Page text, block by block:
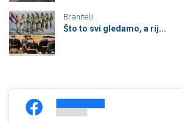
Branitelji
Što to svi gledamo, a rij...